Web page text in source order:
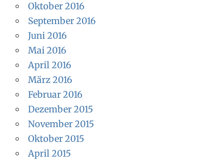
Oktober 2016
September 2016
Juni 2016
Mai 2016
April 2016
März 2016
Februar 2016
Dezember 2015
November 2015
Oktober 2015
April 2015